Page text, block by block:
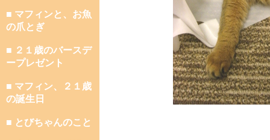
■ マフィンと、お魚
の爪とぎ
■ ２１歳のバースデ
ープレゼント
■ マフィン、２１歳
の誕生日
■ とびちゃんのこと